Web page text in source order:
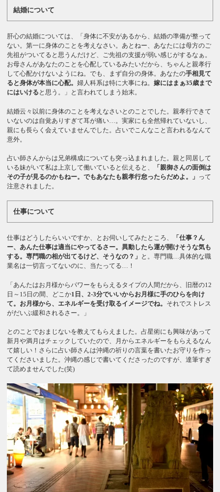
結婚について
肝心の結婚については、「身体に不安があるから、結婚の準備が整って
ない。第一に身体のことを考えなさい。あとねー、あなたには母方のご
先祖がついてると思うんだけど、ご先祖の支援が弱い感じがするなぁ。
お母さんがあなたのことを心配しているみたいだから、ちゃんと親孝行
して心配かけないようにね。でも、まず自分の身体。あなたの手相見て
ると身体が本当に心配。婦人科系は特に大事にね。嫁にはまぁ35歳まで
にはいける と思う。」と言われてしまう始末。
結婚云々以前に身体のことを考えなさいとのことでした。親孝行できて
いないのは自覚ありすぎて耳が痛い…。実家にも全然帰れていないし、
親にも長らく会えていませんでした。占いでこんなこと言われるなんて
意外。
占い師さんからは兄弟構成についても突っ込まれました。親と同居して
いる妹がいて私は上京して働いていると伝えると、
「親御さんの面倒は
その子が見るのかもねー。でもあなたも親孝行怠ったらだめよ。」 って
注意されました。
仕事について
仕事はどうしたらいいですか、とお伺いしてみたところ、
「仕事？ん
ー、あんた仕事は適当にやってるさー。異動したら運が開けそうな気も
する。専門職の相が出てるけど、そうなの？」 と。専門職…具体的な職
業名は一切言ってないのに、当たってる…！
「あんたはお月様からパワーをもらえるタイプの人間だから、旧暦の12
日～15日の間、どこか1日、2-3分でいいからお月様に手のひらを向け
て。お月様から、エネルギーを受け取るイメージでね。 それでストレス
がだいぶ緩和されるさー。」
とのことでおまじないを教えてもらえました。占星術にも興味があって
新月や満月はチェックしていたので、月からエネルギーをもらえるなん
て嬉しい！さらに占い師さんは沖縄の祈りの言葉を書いたお守りを作っ
てくださいました。沖縄の感じで書いてくださったのですが、達筆すぎ
て読めませんでした(笑)